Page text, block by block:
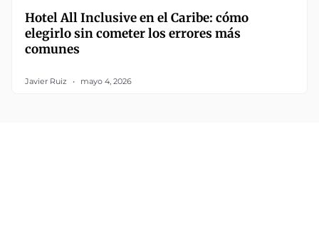
Hotel All Inclusive en el Caribe: cómo
elegirlo sin cometer los errores más
comunes
Javier Ruiz mayo 4, 2026